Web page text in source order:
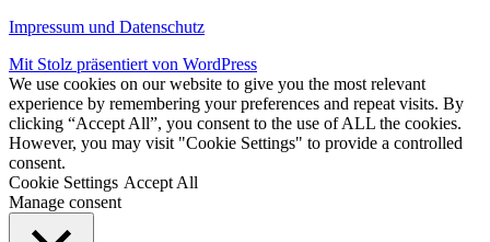
Impressum und Datenschutz
Mit Stolz präsentiert von WordPress
We use cookies on our website to give you the most relevant
experience by remembering your preferences and repeat visits. By
clicking “Accept All”, you consent to the use of ALL the cookies.
However, you may visit "Cookie Settings" to provide a controlled
consent.
Cookie Settings Accept All
Manage consent